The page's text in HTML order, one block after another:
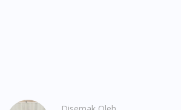
Singapore